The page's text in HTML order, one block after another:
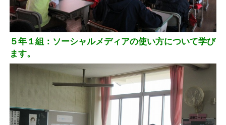
５年１組：ソーシャルメディアの使い方について学び
ます。